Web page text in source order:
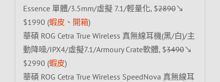
Essence 單體/3.5mm/虛擬 7.1/輕量化, $2890↘
$1990 (蝦皮 、 開箱)
華碩 ROG Cetra True Wireless 真無線耳機(黑/白)/主
動降噪/IPX4/虛擬7.1/Armoury Crate軟體, $3490↘
$2990 (蝦皮)
華碩 ROG Cetra True Wireless SpeedNova 真無線耳